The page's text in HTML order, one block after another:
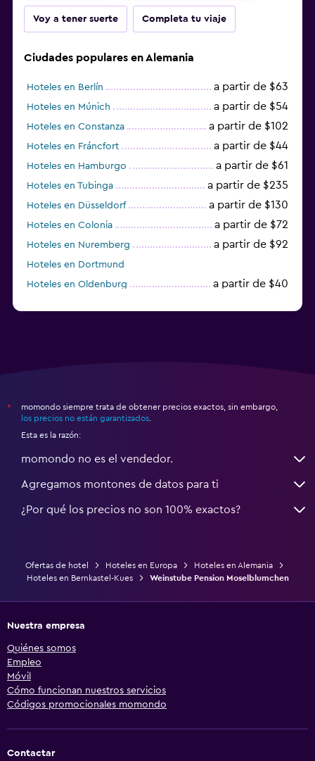
Voy a tener suerte Completa tu viaje
Ciudades populares en Alemania
Hoteles en Berlín a partir de $63
Hoteles en Múnich a partir de $54
Hoteles en Constanza a partir de $102
Hoteles en Fráncfort a partir de $44
Hoteles en Hamburgo a partir de $61
Hoteles en Tubinga a partir de $235
Hoteles en Düsseldorf a partir de $130
Hoteles en Colonia a partir de $72
Hoteles en Nuremberg a partir de $92
Hoteles en Dortmund
Hoteles en Oldenburg
a partir de $40
*
momondo siempre trata de obtener precios exactos, sin embargo,
los precios no están garantizados
Esta es la razón:
momondo no es el vendedor.
Agregamos montones de datos para ti
¿Por qué los precios no son 100% exactos?
Ofertas de hotel Hoteles en Europa
Hoteles en Alemania
Hoteles en Bernkastel-Kues
Weinstube Pension Moselblumchen
Nuestra empresa
Quiénes somos
Empleo
Móvil
Cómo funcionan nuestros servicios
Códigos promocionales momondo
Contactar